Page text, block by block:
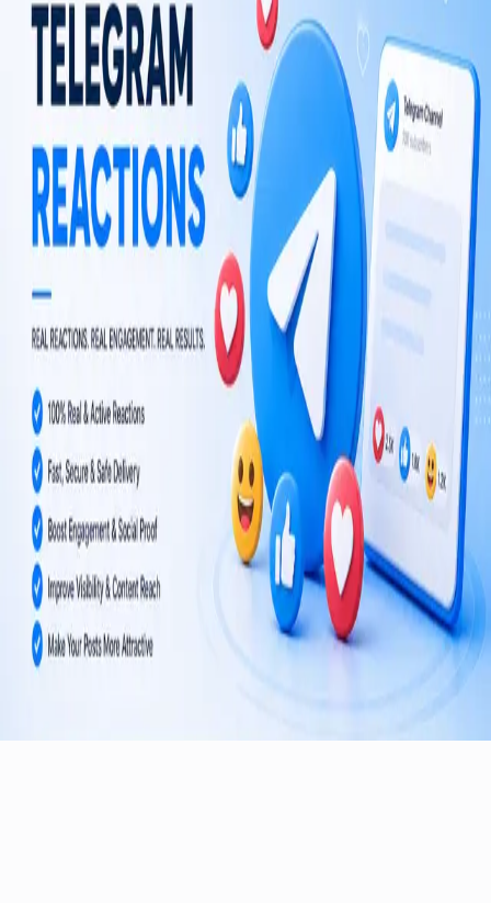
TelegramMember
Dịch vụ tăng trưởng Telegram với thành viên, lượt xem, reaction
và phát triển kênh lâu dài.
TM không liên kết với Telegram Messenger LLP.
KHÁM PHÁ
Hướng dẫn
CÔNG TY
Cửa hàng
PHÁP LÝ
Điều khoản sử dụng
Chính sách hoàn tiền
2026 TelegramMember
Bảo lưu mọi quyền.
Dịch vụ tăng trưởng Telegram đáng tin cậy cho các kênh và nhóm
trên toàn thế giới.